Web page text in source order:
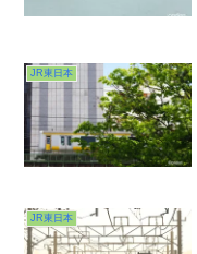
JR東日本
JR東日本